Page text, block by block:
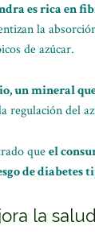
es rica en
la
de azúcar.
un mineral
regulación del
queel
de diabetes
la salud